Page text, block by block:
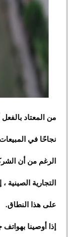
نجاحًا في
الرغم من أن
التجارية
على هذا النطاق.